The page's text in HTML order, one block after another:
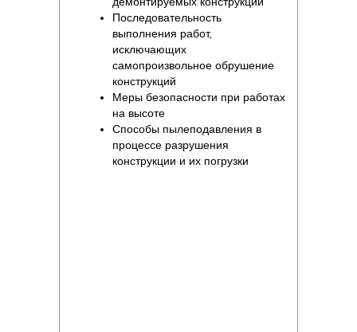
Последовательность
выполнения работ,
исключающих
самопроизвольное обрушение
конструкций
Меры безопасности при работах
на высоте
Способы пылеподавления в
процессе разрушения
конструкции и их погрузки